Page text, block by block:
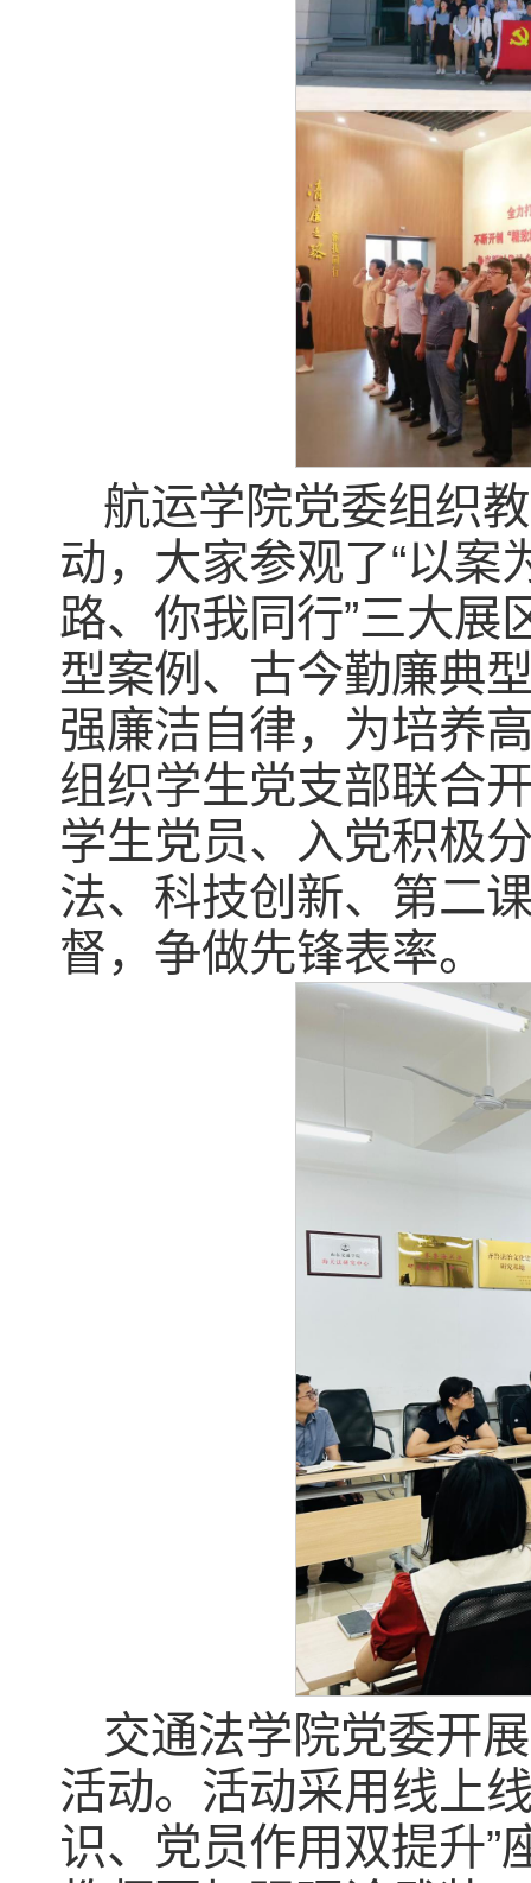
航运学院党委组织
动，大家参观了“以案
路、你我同行”三大展
型案例、古今勤廉典
强廉洁自律，为培养
组织学生党支部联合
学生党员、入党积极
法、科技创新、第二
督，争做先锋表率。
交通法学院党委开
活动。活动采用线上
识、党员作用双提升